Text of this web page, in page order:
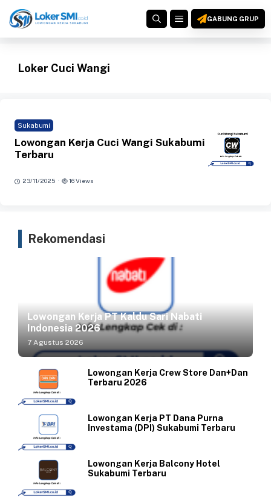
ke
MENUGABUNG GRUP
Loker Cuci Wangi
Sukabumi
Lowongan Kerja Cuci Wangi Sukabumi
Terbaru
23/11/2025 · 16 Views
Rekomendasi
Lowongan Kerja PT Kaldu Sari Nabati
Indonesia 2026
7 Agustus 2026
Lowongan Kerja Crew Store Dan+Dan
Terbaru 2026
Lowongan Kerja PT Dana Purna
Investama (DPI) Sukabumi Terbaru
Lowongan Kerja Balcony Hotel
Sukabumi Terbaru